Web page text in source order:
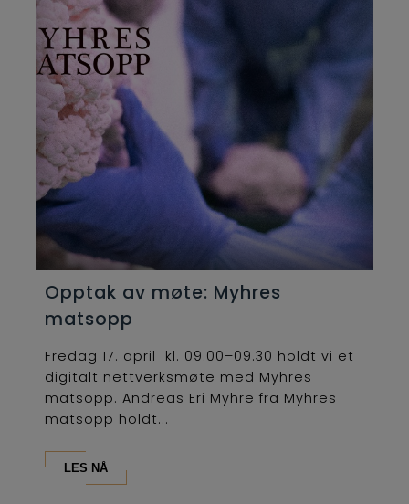
Opptak av møte: Myhres
matsopp
Fredag 17. april kl. 09.00–09.30 holdt vi et
digitalt nettverksmøte med Myhres
matsopp. Andreas Eri Myhre fra Myhres
matsopp holdt...
LES NÅ